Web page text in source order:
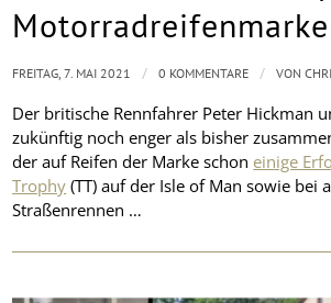
Der britische Rennfahrer Peter Hickman
zukünftig noch enger als bisher
der auf Reifen der Marke schon einige
Trophy (TT) auf der Isle of Man sowie bei
Straßenrennen …
FREITAG, 7. MAI 2021 / 0 KOMMENTARE / VON